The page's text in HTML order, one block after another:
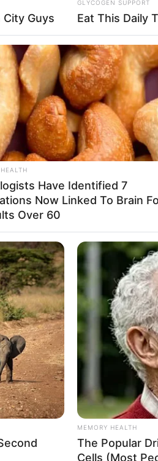
സി.പി.എം അക്രമം
ബോധപൂർവം
കഴിയാത്തതാണ്
അക്രമികൾക്കെതിരെ
തകർക്കാനുള്ള
Send Share
Guys
GLYCOGEN SUPPORT
Eat This Daily
Have Identified 7
Now Linked To Brain
Over 60
MEMORY HEALTH
The Popular
Cells (Most